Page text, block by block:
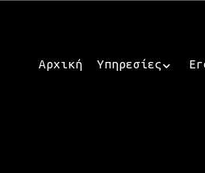
Αρχική Υπηρεσίες